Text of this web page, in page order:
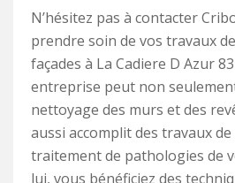
N’hésitez pas à contacter
prendre soin de vos travaux
façades à La Cadiere D Azur
entreprise peut non
nettoyage des murs et des
aussi accomplit des travaux
traitement de pathologies de
lui, vous bénéficiez des